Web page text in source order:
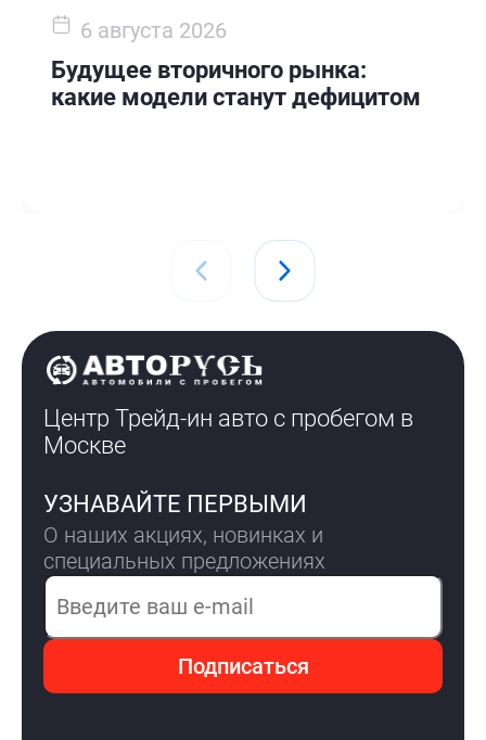
6 августа 2026
Будущее вторичного рынка:
какие модели станут дефицитом
Центр Трейд-ин авто с пробегом в
Москве
УЗНАВАЙТЕ ПЕРВЫМИ
О наших акциях, новинках и
специальных предложениях
Электронная почта
Подписаться